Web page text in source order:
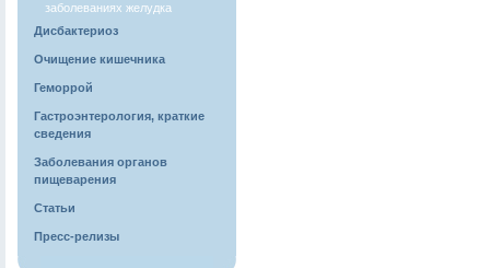
заболеваниях желудка
Дисбактериоз
Очищение кишечника
Геморрой
Гастроэнтерология, краткие
сведения
Заболевания органов
пищеварения
Статьи
Пресс-релизы